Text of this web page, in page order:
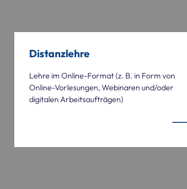
Distanzlehre
Lehre im Online-Format (z. B. in Form von
Online-Vorlesungen, Webinaren und/oder
digitalen Arbeitsaufträgen)